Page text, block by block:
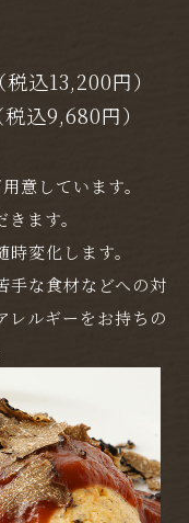
込13,200円）
込9,680円）
意しています。
ます。
変化します。
手な食材などへの対
レルギーをお持ちの